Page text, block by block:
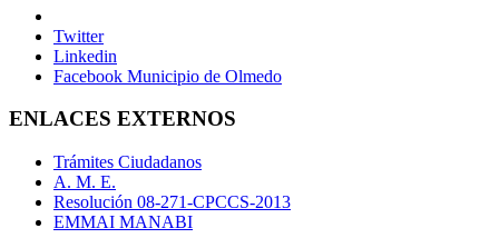
Twitter
Linkedin
Facebook Municipio de Olmedo
ENLACES EXTERNOS
Trámites Ciudadanos
A. M. E.
Resolución 08-271-CPCCS-2013
EMMAI MANABI